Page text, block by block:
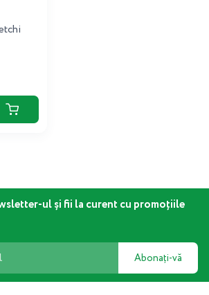
ul și fii la curent cu promoțiile
Abonați-vă